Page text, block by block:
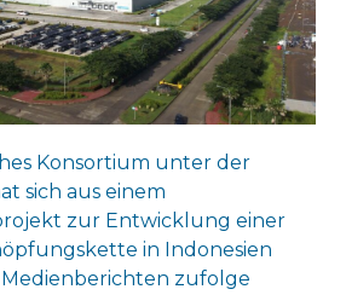
Konsortium unter der
sich aus einem
zur Entwicklung einer
in Indonesien
zufolge